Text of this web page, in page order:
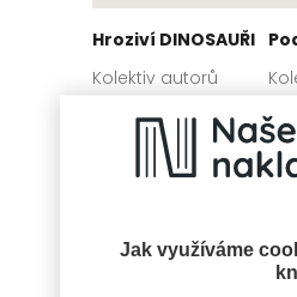
Jak využíváme
Hroziví DINOSAUŘI
Kolektiv autorů